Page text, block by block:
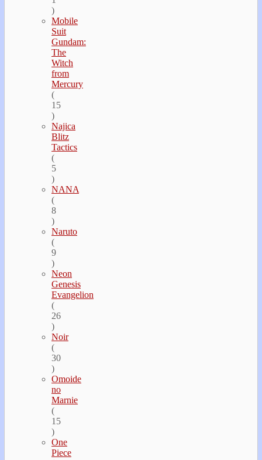
)
Mobile
Suit
Gundam:
The
Witch
from
Mercury
(
15
)
Najica
Blitz
Tactics
(
5
)
NANA
(
8
)
Naruto
(
9
)
Neon
Genesis
Evangelion
(
26
)
Noir
(
30
)
Omoide
no
Marnie
(
15
)
One
Piece